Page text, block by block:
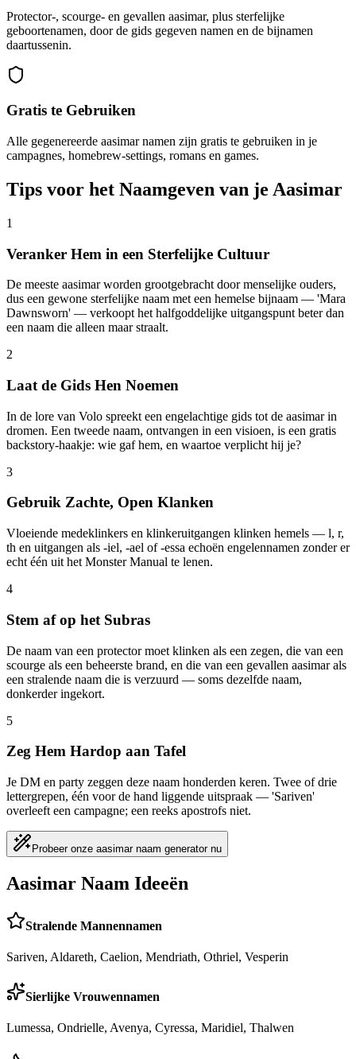
Protector-, scourge- en gevallen aasimar, plus sterfelijke
geboortenamen, door de gids gegeven namen en de bijnamen
daartussenin.
Gratis te Gebruiken
Alle gegenereerde aasimar namen zijn gratis te gebruiken in je
campagnes, homebrew-settings, romans en games.
Tips voor het Naamgeven van je Aasimar
1
Veranker Hem in een Sterfelijke Cultuur
De meeste aasimar worden grootgebracht door menselijke ouders,
dus een gewone sterfelijke naam met een hemelse bijnaam — 'Mara
Dawnsworn' — verkoopt het halfgoddelijke uitgangspunt beter dan
een naam die alleen maar straalt.
2
Laat de Gids Hen Noemen
In de lore van Volo spreekt een engelachtige gids tot de aasimar in
dromen. Een tweede naam, ontvangen in een visioen, is een gratis
backstory-haakje: wie gaf hem, en waartoe verplicht hij je?
3
Gebruik Zachte, Open Klanken
Vloeiende medeklinkers en klinkeruitgangen klinken hemels — l, r,
th en uitgangen als -iel, -ael of -essa echoën engelennamen zonder er
echt één uit het Monster Manual te lenen.
4
Stem af op het Subras
De naam van een protector moet klinken als een zegen, die van een
scourge als een beheerste brand, en die van een gevallen aasimar als
een stralende naam die is verzuurd — soms dezelfde naam,
donkerder ingekort.
5
Zeg Hem Hardop aan Tafel
Je DM en party zeggen deze naam honderden keren. Twee of drie
lettergrepen, één voor de hand liggende uitspraak — 'Sariven'
overleeft een campagne; een reeks apostrofs niet.
Probeer onze aasimar naam generator nu
Aasimar Naam Ideeën
Stralende Mannennamen
Sariven, Aldareth, Caelion, Mendriath, Othriel, Vesperin
Sierlijke Vrouwennamen
Lumessa, Ondrielle, Avenya, Cyressa, Maridiel, Thalwen